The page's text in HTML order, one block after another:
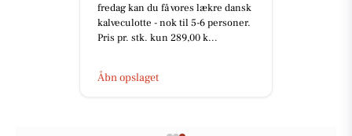
fredag kan du få vores lækre dansk
kalveculotte - nok til 5-6 personer.
Pris pr. stk. kun 289,00 k...
Åbn opslaget